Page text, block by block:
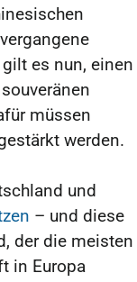
es nun, einen
müssen
werden.
und
– und diese
der die meisten
in Europa